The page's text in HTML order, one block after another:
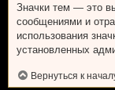
Значки тем — это
сообщениями и
использования
установленных
Вернуться к